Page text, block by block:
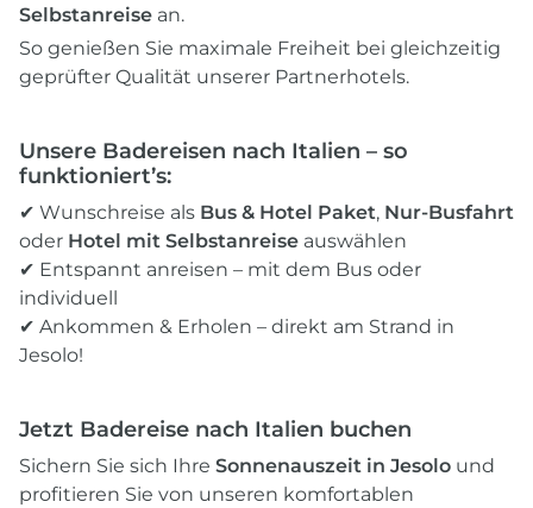
Selbstanreise an.
So genießen Sie maximale Freiheit bei gleichzeitig
geprüfter Qualität unserer Partnerhotels.
Unsere Badereisen nach Italien – so
funktioniert’s:
✔ Wunschreise als Bus & Hotel Paket, Nur-Busfahrt
oder Hotel mit Selbstanreise auswählen
✔ Entspannt anreisen – mit dem Bus oder
individuell
✔ Ankommen & Erholen – direkt am Strand in
Jesolo!
Jetzt Badereise nach Italien buchen
Sichern Sie sich Ihre Sonnenauszeit in Jesolo und
profitieren Sie von unseren komfortablen